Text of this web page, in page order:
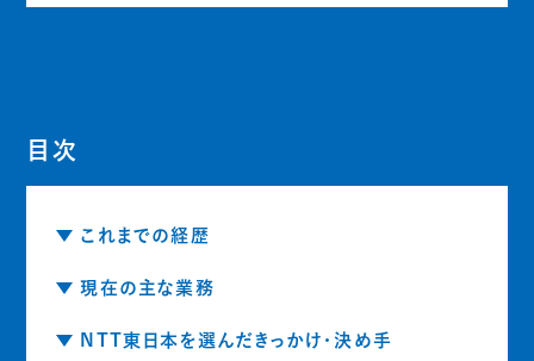
目次
これまでの経歴
現在の主な業務
NTT東日本を選んだきっかけ・決め手